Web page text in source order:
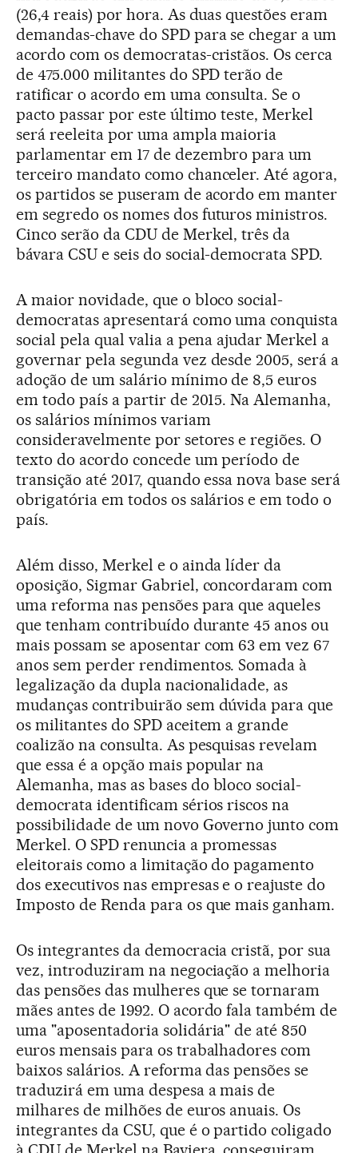
(26,4 reais) por hora. As duas questões eram
demandas-chave do SPD para se chegar a um
acordo com os democratas-cristãos. Os cerca
de 475.000 militantes do SPD terão de
ratificar o acordo em uma consulta. Se o
pacto passar por este último teste, Merkel
será reeleita por uma ampla maioria
parlamentar em 17 de dezembro para um
terceiro mandato como chanceler. Até agora,
os partidos se puseram de acordo em manter
em segredo os nomes dos futuros ministros.
Cinco serão da CDU de Merkel, três da
bávara CSU e seis do social-democrata SPD.
A maior novidade, que o bloco social-
democratas apresentará como uma conquista
social pela qual valia a pena ajudar Merkel a
governar pela segunda vez desde 2005, será a
adoção de um salário mínimo de 8,5 euros
em todo país a partir de 2015. Na Alemanha,
os salários mínimos variam
consideravelmente por setores e regiões. O
texto do acordo concede um período de
transição até 2017, quando essa nova base será
obrigatória em todos os salários e em todo o
país.
Além disso, Merkel e o ainda líder da
oposição, Sigmar Gabriel, concordaram com
uma reforma nas pensões para que aqueles
que tenham contribuído durante 45 anos ou
mais possam se aposentar com 63 em vez 67
anos sem perder rendimentos. Somada à
legalização da dupla nacionalidade, as
mudanças contribuirão sem dúvida para que
os militantes do SPD aceitem a grande
coalizão na consulta. As pesquisas revelam
que essa é a opção mais popular na
Alemanha, mas as bases do bloco social-
democrata identificam sérios riscos na
possibilidade de um novo Governo junto com
Merkel. O SPD renuncia a promessas
eleitorais como a limitação do pagamento
dos executivos nas empresas e o reajuste do
Imposto de Renda para os que mais ganham.
Os integrantes da democracia cristã, por sua
vez, introduziram na negociação a melhoria
das pensões das mulheres que se tornaram
mães antes de 1992. O acordo fala também de
uma "aposentadoria solidária" de até 850
euros mensais para os trabalhadores com
baixos salários. A reforma das pensões se
traduzirá em uma despesa a mais de
milhares de milhões de euros anuais. Os
integrantes da CSU, que é o partido coligado